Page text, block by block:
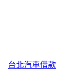
台北汽車借款